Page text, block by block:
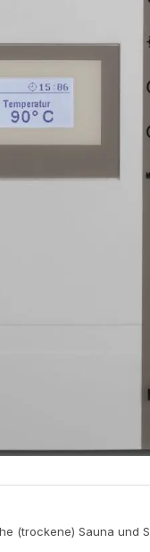
(trockene) Sauna und